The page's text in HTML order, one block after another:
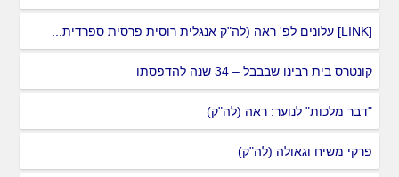
[LINK] עלונים לפ' ראה (לה"ק אנגלית רוסית פרסית ספרדית...
קונטרס בית רבינו שבבבל – 34 שנה להדפסתו
"דבר מלכות" לנוער: ראה (לה"ק)
פרקי משיח וגאולה (לה"ק)